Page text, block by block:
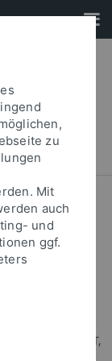
DNA
speed of BLAST,
zu
Mit
auch
und
ggf.